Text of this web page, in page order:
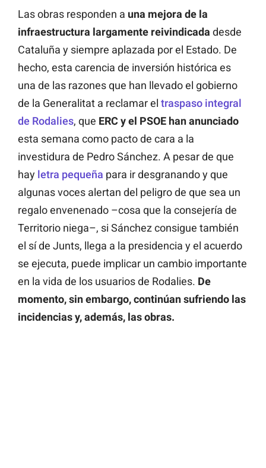
Las obras responden a una mejora de la
infraestructura largamente reivindicada desde
Cataluña y siempre aplazada por el Estado. De
hecho, esta carencia de inversión histórica es
una de las razones que han llevado el gobierno
de la Generalitat a reclamar el traspaso integral
de Rodalies, que ERC y el PSOE han anunciado
esta semana como pacto de cara a la
investidura de Pedro Sánchez. A pesar de que
hay letra pequeña para ir desgranando y que
algunas voces alertan del peligro de que sea un
regalo envenenado –cosa que la consejería de
Territorio niega–, si Sánchez consigue también
el sí de Junts, llega a la presidencia y el acuerdo
se ejecuta, puede implicar un cambio importante
en la vida de los usuarios de Rodalies. De
momento, sin embargo, continúan sufriendo las
incidencias y, además, las obras.